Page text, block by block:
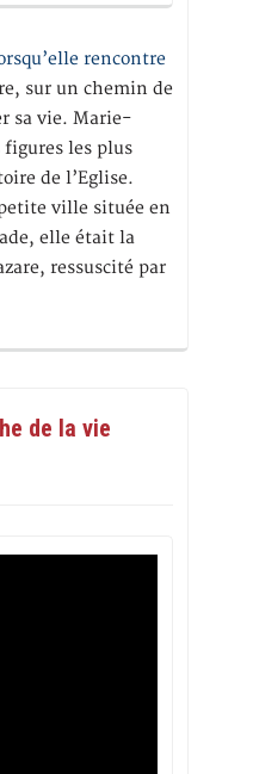
rencontre
sur un chemin de
sa vie. Marie-
figures les plus
de l’Eglise.
ville située en
elle était la
ressuscité par
de la vie